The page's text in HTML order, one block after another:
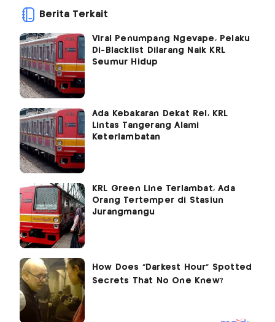
Berita Terkait
Viral Penumpang Ngevape, Pelaku
Di-Blacklist Dilarang Naik KRL
Seumur Hidup
Ada Kebakaran Dekat Rel, KRL
Lintas Tangerang Alami
Keterlambatan
KRL Green Line Terlambat, Ada
Orang Tertemper di Stasiun
Jurangmangu